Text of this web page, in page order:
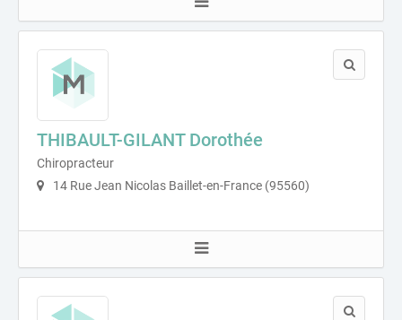
THIBAULT-GILANT Dorothée
Chiropracteur
14 Rue Jean Nicolas Baillet-en-France (95560)